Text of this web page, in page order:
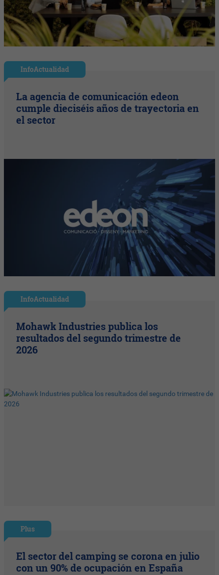
InfoActualidad
La agencia de comunicación edeon
cumple dieciséis años de trayectoria en
el sector
InfoActualidad
Mohawk Industries publica los
resultados del segundo trimestre de
2026
Plus
El sector del camping se corona en julio
con un 90% de ocupación en España